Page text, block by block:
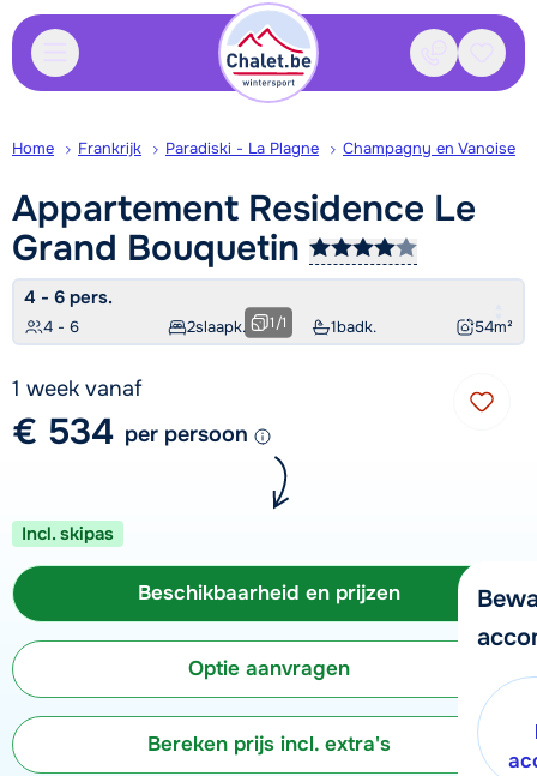
Contact
Home Frankrijk Paradiski - La Plagne Champagny en Vanoise
Appartement Residence Le
Grand Bouquetin
4 - 6 pers.
4 - 6 2slaapk. 1badk. 54m²
1/1
1 week vanaf
€ 534 per persoon
Incl. skipas
Beschikbaarheid en prijzen
Optie aanvragen
Bereken prijs incl. extra's